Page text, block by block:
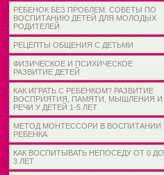
РЕБЕНОК БЕЗ ПРОБЛЕМ. СОВЕТЫ ПО
ВОСПИТАНИЮ ДЕТЕЙ ДЛЯ МОЛОДЫХ
РОДИТЕЛЕЙ
РЕЦЕПТЫ ОБЩЕНИЯ С ДЕТЬМИ
ФИЗИЧЕСКОЕ И ПСИХИЧЕСКОЕ
РАЗВИТИЕ ДЕТЕЙ
КАК ИГРАТЬ С РЕБЕНКОМ? РАЗВИТИЕ
ВОСПРИЯТИЯ, ПАМЯТИ, МЫШЛЕНИЯ И
РЕЧИ У ДЕТЕЙ 1-5 ЛЕТ
МЕТОД МОНТЕССОРИ В ВОСПИТАНИИ
РЕБЕНКА
КАК ВОСПИТЫВАТЬ НЕПОСЕДУ ОТ 0 ДО
3 ЛЕТ